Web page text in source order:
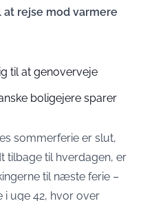
rejse mod varmere
til at genoverveje
boligejere sparer
sommerferie er slut,
tilbage til hverdagen, er
til næste ferie –
i uge 42, hvor over